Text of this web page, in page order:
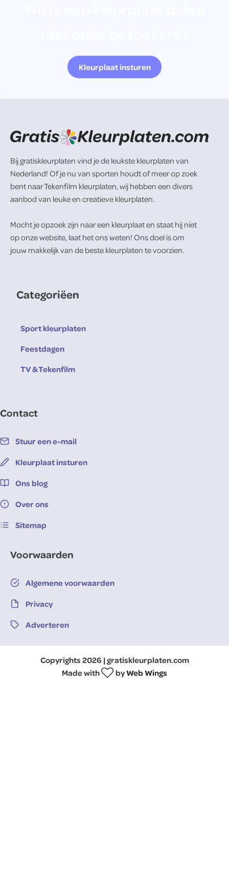
Kleurplaat insturen
Bij gratiskleurplaten vind je de leukste kleurplaten van
Nederland! Of je nu van sporten houdt of meer op zoek
bent naar Tekenfilm kleurplaten, wij hebben een divers
aanbod van leuke en creatieve kleurplaten.
Mocht je opzoek zijn naar een kleurplaat en staat hij niet
op onze website, laat het ons weten! Ons doel is om
jouw makkelijk van de beste kleurplaten te voorzien.
Categoriëen
Sport kleurplaten
Feestdagen
TV & Tekenfilm
Contact
Stuur een e-mail
Kleurplaat insturen
Ons blog
Over ons
Sitemap
Voorwaarden
Algemene voorwaarden
Privacy
Adverteren
Copyrights 2026 | gratiskleurplaten.com
Made with
byWeb Wings